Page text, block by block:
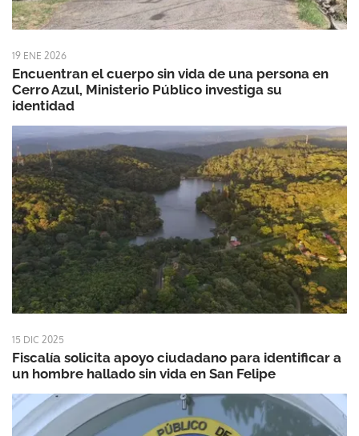
19 ENE 2026
Encuentran el cuerpo sin vida de una persona en
Cerro Azul, Ministerio Público investiga su
identidad
15 DIC 2025
Fiscalía solicita apoyo ciudadano para identificar a
un hombre hallado sin vida en San Felipe